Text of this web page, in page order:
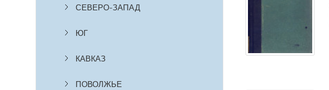
СЕВЕРО-ЗАПАД
ЮГ
КАВКАЗ
ПОВОЛЖЬЕ